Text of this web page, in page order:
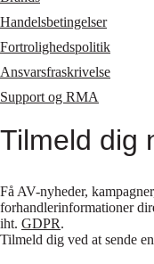
Handelsbetingelser
Fortrolighedspolitik
Ansvarsfraskrivelse
Support og RMA
Tilmeld dig
Få AV-nyheder,
forhandlerinformationer
iht. GDPR.
Tilmeld dig ved at sende